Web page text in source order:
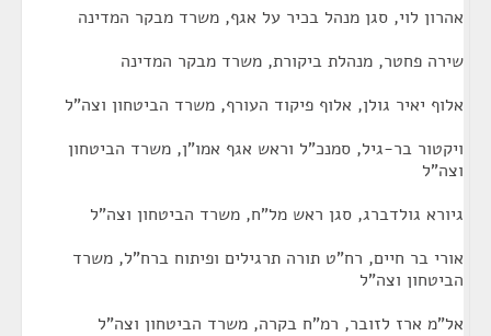
אהרון לוי, סגן מנהל בכיר על אגף, משרד מבקר המדינה
שירה פחטר, מנהלת ביקורת, משרד מבקר המדינה
אלוף יאיר גולן, אלוף פיקוד העורף, משרד הביטחון וצה"ל
ויקטור בר-גיל, סמנכ"ל וראש אגף אמו"ן, משרד הביטחון
וצה"ל
גיורא גולדברג, סגן ראש מל"ח, משרד הביטחון וצה"ל
אורי בר חיים, רח"ט תורה תרגילים ופיתוח ברח"ל, משרד
הביטחון וצה"ל
אל"מ ארז לזובר, רמ"ח בקרה, משרד הביטחון וצה"ל